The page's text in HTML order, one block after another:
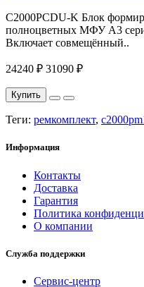
C2000PCDU-K Блок
полноцветных МФУ A3
Включает совмещённый..
24240 ₽ 31090 ₽
Купить
Теги: ремкомплект,
Информация
Контакты
Доставка
Гарантия
Политика
О компании
Служба поддержки
Сервис-центр